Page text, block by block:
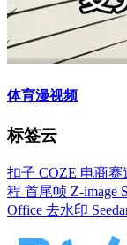
体育漫视频
标签云
扣子 COZE 电商赛
程 首尾帧 Z-image
Office 去水印